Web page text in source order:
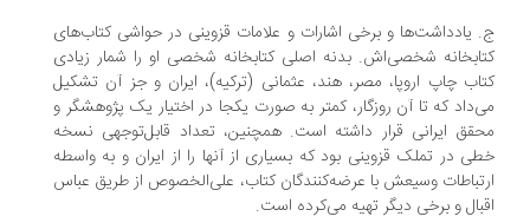
یادداشت‌ها و برخی اشارات و علامات قزوینی در حواشی کتاب‌های
شخصی‌اش. بدنه اصلی کتابخانه شخصی او را شمار زیادی
چاپ اروپا، مصر، هند، عثمانی (ترکیه)، ایران و جز آن تشکیل
که تا آن روزگار، کمتر به صورت یکجا در اختیار یک پژوهشگر و
ایرانی قرار داشته است. همچنین، تعداد قابل‌توجهی نسخه
در تملک قزوینی بود که بسیاری از آنها را از ایران و به‌ واسطه
وسیعش با عرضه‌کنندگان کتاب، علی‌الخصوص از طریق عباس
و برخی دیگر تهیه می‌کرده است.